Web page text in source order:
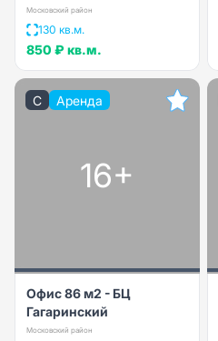
Московский район
130 кв.м.
850 ₽ кв.м.
C Аренда
16+
Офис 86 м2 - БЦ
Гагаринский
Московский район